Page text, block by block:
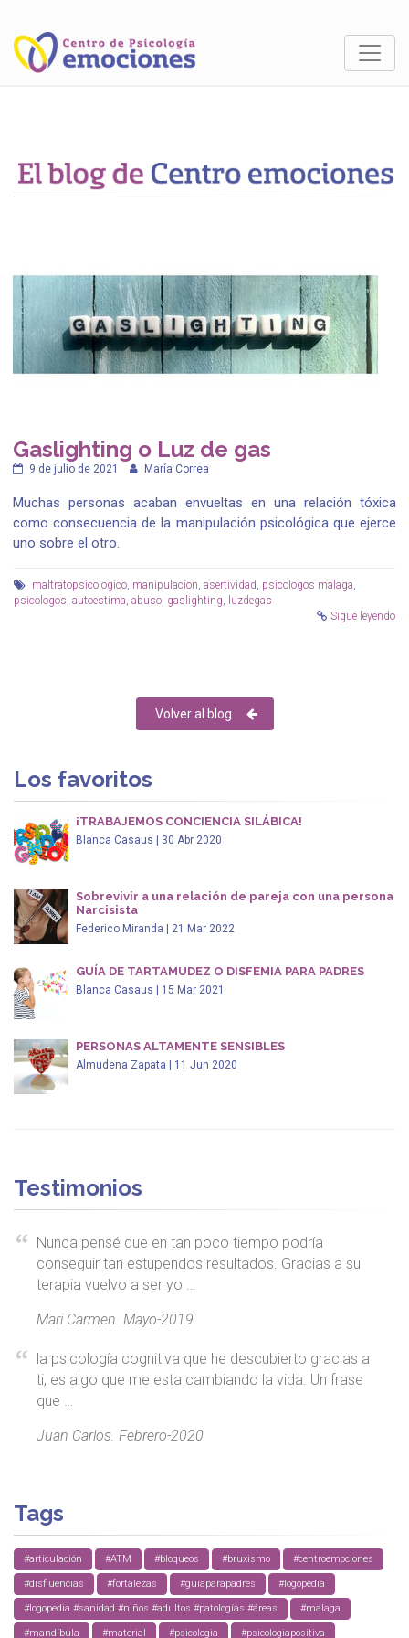
Gaslighting o Luz de gas
9 de julio de 2021 María Correa
Muchas personas acaban envueltas en una relación tóxica
como consecuencia de la manipulación psicológica que ejerce
uno sobre el otro.
maltratopsicologico, manipulacion, asertividad, psicologos malaga,
psicologos, autoestima, abuso, gaslighting, luzdegas
Sigue leyendo
Volver al blog
Los favoritos
¡TRABAJEMOS CONCIENCIA SILÁBICA!
Blanca Casaus | 30 Abr 2020
Sobrevivir a una relación de pareja con una persona
Narcisista
Federico Miranda | 21 Mar 2022
GUÍA DE TARTAMUDEZ O DISFEMIA PARA PADRES
Blanca Casaus | 15 Mar 2021
PERSONAS ALTAMENTE SENSIBLES
Almudena Zapata | 11 Jun 2020
Testimonios
Nunca pensé que en tan poco tiempo podría
conseguir tan estupendos resultados. Gracias a su
terapia vuelvo a ser yo …
Mari Carmen. Mayo-2019
la psicología cognitiva que he descubierto gracias a
ti, es algo que me esta cambiando la vida. Un frase
que …
Juan Carlos. Febrero-2020
Tags
#articulación #ATM #bloqueos #bruxismo #centroemociones
#disfluencias #fortalezas #guiaparapadres #logopedia
#logopedia #sanidad #niños #adultos #patologías #áreas #malaga
#mandíbula #material #psicologia #psicologiapositiva